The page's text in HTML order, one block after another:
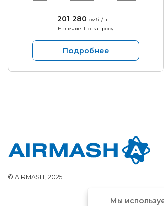
201 280 руб. / шт.
Наличие: По запросу
Подробнее
© AIRMASH, 2025
Мы